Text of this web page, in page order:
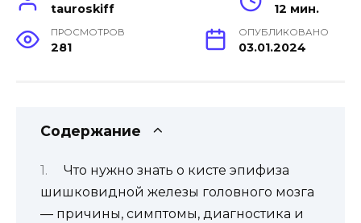
tauroskiff 12 мин.
ПРОСМОТРОВ
281
ОПУБЛИКОВАНО
03.01.2024
Содержание
Что нужно знать о кисте эпифиза
шишковидной железы головного мозга
— причины, симптомы, диагностика и